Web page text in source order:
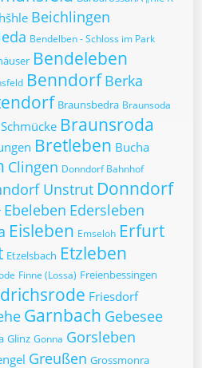
Beichlingen
Bendelben - Schloss im Park
Bendeleben
Benndorf Berka
Braunsbedra Braunsoda
Braunsroda
Bretleben Bucha
Clingen Donndorf Bahnhof
Unstrut Donndorf
Ebeleben Edersleben
Eisleben Emseloh Erfurt
Etzelsbach Etzleben
Finne (Lossa) Freienbessingen
Friesdorf
Garnbach Gebesee
Glinz Gonna Gorsleben
Greußen Grossmonra